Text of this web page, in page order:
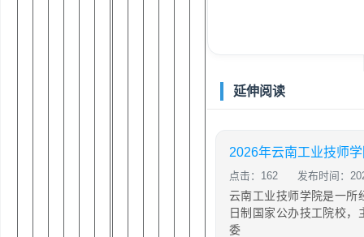
延伸阅读
2026年云南工业技师
点击：162 发布时间：
云南工业技师学院是一所
日制国家公办技工院校
委